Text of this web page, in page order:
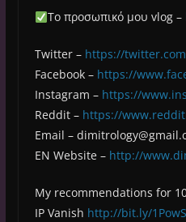
Το προσωπικό μου vlog –
Twitter – https://
Facebook – https://
Instagram – https://
Reddit – https://
Email –
EN Website – http://
My recommendations for
IP Vanish http://bit.ly/